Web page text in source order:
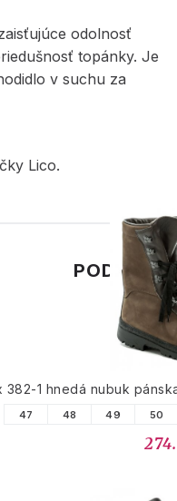
odolnosť
topánky. Je
v suchu za
Lico.
PODOBNÉ
382-1 hnedá nubuk
47 48 49 50